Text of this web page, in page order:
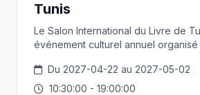
Tunis
Le Salon International du Livre de
événement culturel annuel organisé
Kram (au nord de Tunis), après
Palais des Congrès, en centre-ville,
Du 2027-04-22 au 2027-05-02
10:30:00 - 19:00:00